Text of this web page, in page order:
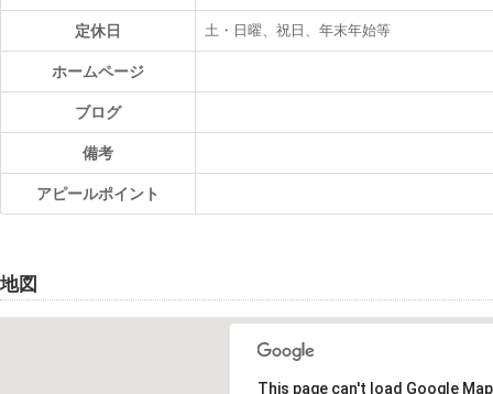
定休日 土・日曜、祝日、年末年始等
ホームページ
ブログ
備考
アピールポイント
地図
This page can't load Google